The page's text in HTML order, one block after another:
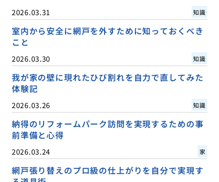
2026.03.31 知識
室内から安全に網戸を外すために知っておくべき
こと
2026.03.30 知識
我が家の壁に現れたひび割れを自力で直してみた
体験記
2026.03.26 知識
納得のリフォームパーク訪問を実現するための事
前準備と心得
2026.03.24 家
網戸張り替えのプロ級の仕上がりを自分で実現す